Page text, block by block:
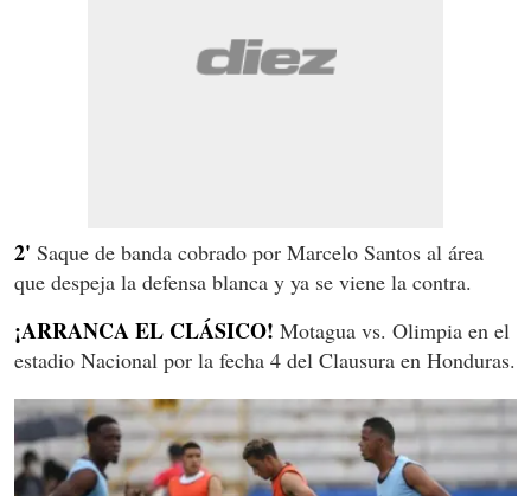
2' Saque de banda cobrado por Marcelo Santos al área
que despeja la defensa blanca y ya se viene la contra.
¡ARRANCA EL CLÁSICO! Motagua vs. Olimpia en el
estadio Nacional por la fecha 4 del Clausura en Honduras.